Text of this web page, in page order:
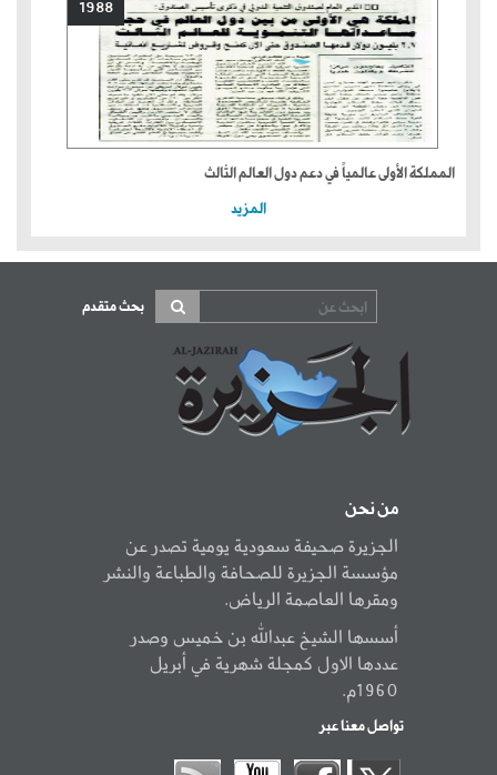
1988
المملكة الأولى عالمياً في دعم دول العالم الثالث
المزيد
بحث متقدم
من نحن
الجزيرة صحيفة سعودية يومية تصدر عن
مؤسسة الجزيرة للصحافة والطباعة والنشر
ومقرها العاصمة الرياض.
أسسها الشيخ عبدالله بن خميس وصدر
عددها الاول كمجلة شهرية في أبريل
1960م.
تواصل معنا عبر